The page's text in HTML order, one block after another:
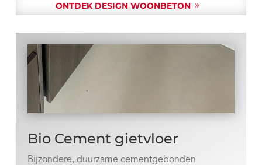
ONTDEK DESIGN WOONBETON
Bio Cement gietvloer
Bijzondere, duurzame cementgebonden